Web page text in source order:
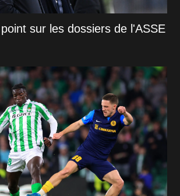
sur les dossiers de l'ASSE